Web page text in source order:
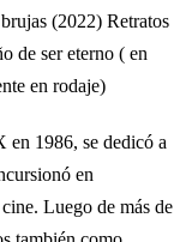
(2022) Retratos
de ser eterno ( en
en rodaje)
1986, se dedicó a
en
Luego de más de